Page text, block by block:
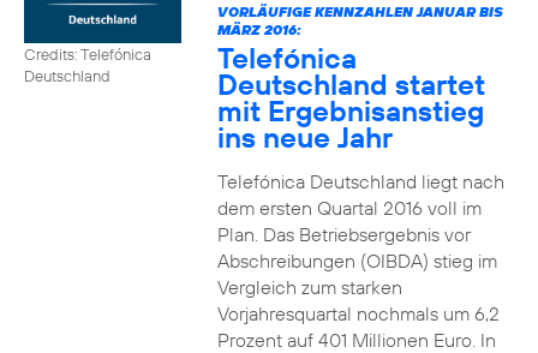
Credits: Telefónica
Deutschland
VORLÄUFIGE KENNZAHLEN JANUAR BIS
MÄRZ 2016:
Telefónica
Deutschland startet
mit Ergebnisanstieg
ins neue Jahr
Telefónica Deutschland liegt nach
dem ersten Quartal 2016 voll im
Plan. Das Betriebsergebnis vor
Abschreibungen (OIBDA) stieg im
Vergleich zum starken
Vorjahresquartal nochmals um 6,2
Prozent auf 401 Millionen Euro. In